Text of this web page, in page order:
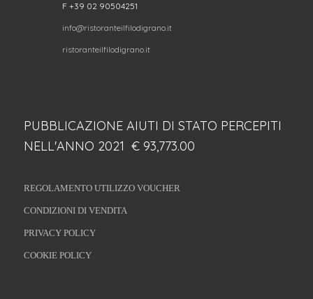
F +39 02 90504251
info@ristoranteilfilodigrano.it
ristoranteilfilodigrano.it
PUBBLICAZIONE AIUTI DI STATO PERCEPITI
NELL'ANNO 2021 € 93,773.00
REGOLAMENTO UTILIZZO VOUCHER
CONDIZIONI DI VENDITA
PRIVACY POLICY
COOKIE POLICY